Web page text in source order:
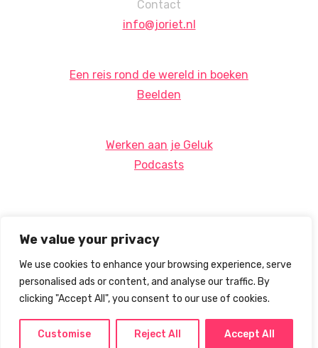
We value your privacy
We use cookies to enhance your browsing experience, serve
personalised ads or content, and analyse our traffic. By
clicking "Accept All", you consent to our use of cookies.
Customise Reject All Accept All
Contact
info@joriet.nl
Een reis rond de wereld in boeken
Beelden
Werken aan je Geluk
Podcasts